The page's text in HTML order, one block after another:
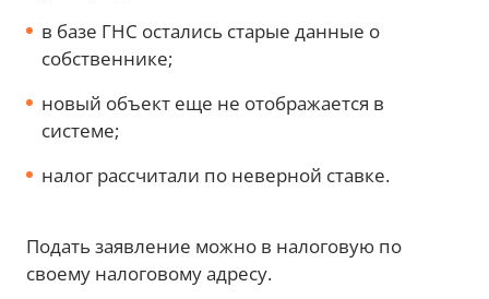
в базе ГНС остались старые данные о
собственнике;
новый объект еще не отображается в
системе;
налог рассчитали по неверной ставке.
Подать заявление можно в налоговую по
своему налоговому адресу.